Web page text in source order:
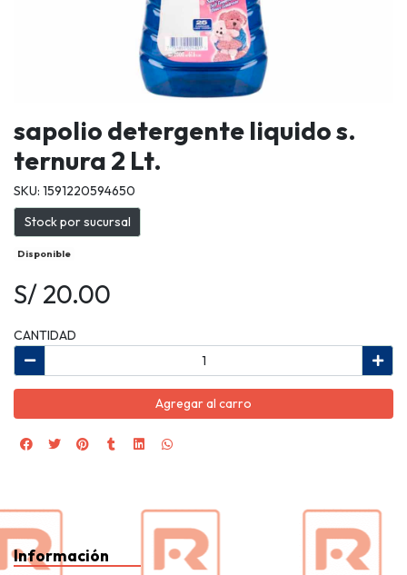
sapolio detergente liquido s.
ternura 2 Lt.
SKU: 1591220594650
Stock por sucursal
Disponible
S/ 20.00
CANTIDAD
Agregar al carro
Información